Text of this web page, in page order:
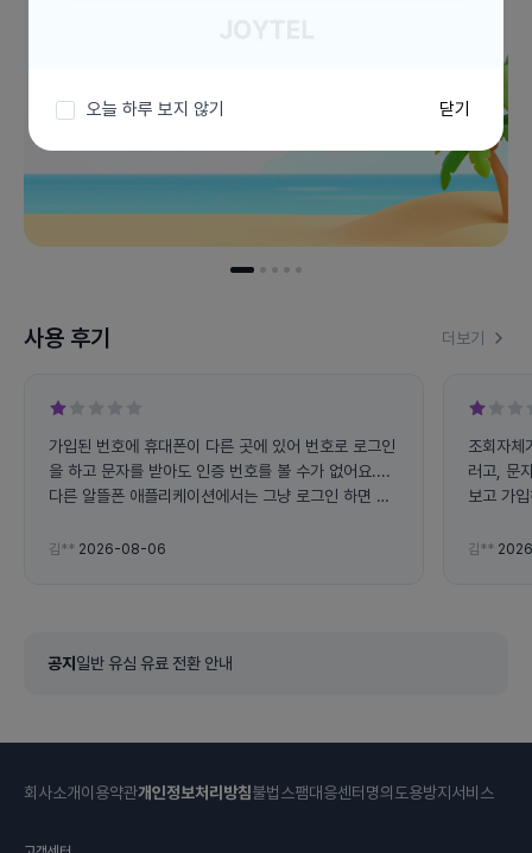
사용 후기 더보기
가입된 번호에 휴대폰이 다른 곳에 있어 번호로 로그인
을 하고 문자를 받아도 인증 번호를 볼 수가 없어요....
다른 알뜰폰 애플리케이션에서는 그냥 로그인 하면 사
하면 불편해요... 그리고 앱에서 자꾸 튕겨지고 문자 인
김** 2026-08-06
조회자체
러고, 문
보고 가
김**
공지 일반 유심 유료 전환 안내
회사소개이용약관개인정보처리방침불법스팸대응센터 명의도용방지서비스
오늘 하루 보지 않기 닫기